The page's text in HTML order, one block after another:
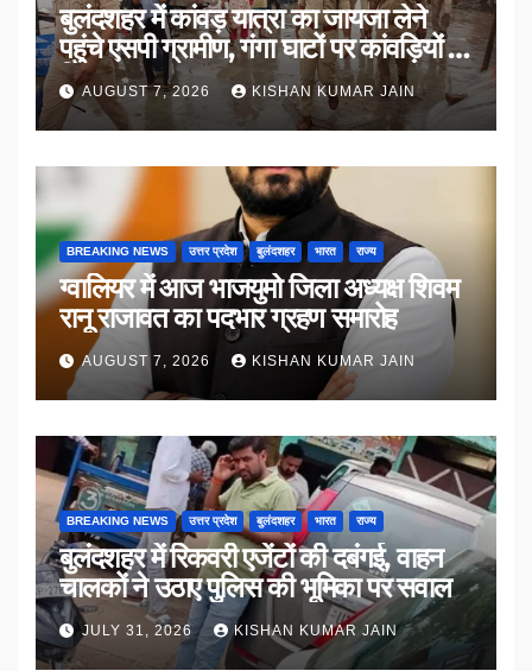
बुलंदशहर में कांवड़ यात्रा का जायजा लेने
पहुंचे एसपी ग्रामीण, गंगा घाटों पर कांवड़ियों से
किया संवाद
AUGUST 7, 2026 KISHAN KUMAR JAIN
BREAKING NEWS उत्तर प्रदेश बुलंदशहर भारत राज्य
ग्वालियर में आज भाजयुमो जिला अध्यक्ष शिवम
रानू राजावत का पदभार ग्रहण समारोह
AUGUST 7, 2026 KISHAN KUMAR JAIN
BREAKING NEWS उत्तर प्रदेश बुलंदशहर भारत राज्य
बुलंदशहर में रिकवरी एजेंटों की दबंगई, वाहन
चालकों ने उठाए पुलिस की भूमिका पर सवाल
JULY 31, 2026 KISHAN KUMAR JAIN